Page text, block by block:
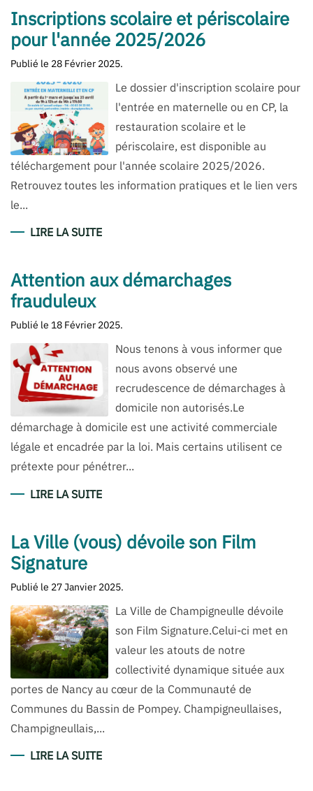
Inscriptions scolaire et périscolaire
pour l'année 2025/2026
Publié le 28 Février 2025.
Le dossier d'inscription scolaire pour
l'entrée en maternelle ou en CP, la
restauration scolaire et le
périscolaire, est disponible au
téléchargement pour l'année scolaire 2025/2026.
Retrouvez toutes les information pratiques et le lien vers
le...
LIRE LA SUITE
Attention aux démarchages
frauduleux
Publié le 18 Février 2025.
Nous tenons à vous informer que
nous avons observé une
recrudescence de démarchages à
domicile non autorisés.Le
démarchage à domicile est une activité commerciale
légale et encadrée par la loi. Mais certains utilisent ce
prétexte pour pénétrer...
LIRE LA SUITE
La Ville (vous) dévoile son Film
Signature
Publié le 27 Janvier 2025.
La Ville de Champigneulle dévoile
son Film Signature.Celui-ci met en
valeur les atouts de notre
collectivité dynamique située aux
portes de Nancy au cœur de la Communauté de
Communes du Bassin de Pompey. Champigneullaises,
Champigneullais,...
LIRE LA SUITE